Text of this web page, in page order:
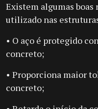
Existem algumas boas
utilizado nas
• O aço é protegido
concreto;
• Proporciona maior
concreto;